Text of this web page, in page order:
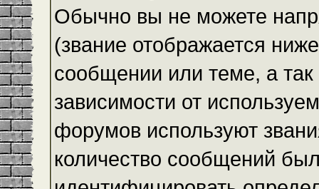
Обычно вы не можете
(звание отображается
сообщении или теме, а
зависимости от
форумов используют
количество сообщений